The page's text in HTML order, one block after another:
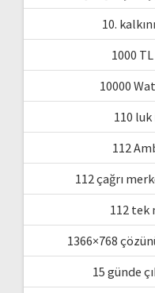
10.
1000
10000
110
112
112 çağrı
112 tek
1366×768
15 günde